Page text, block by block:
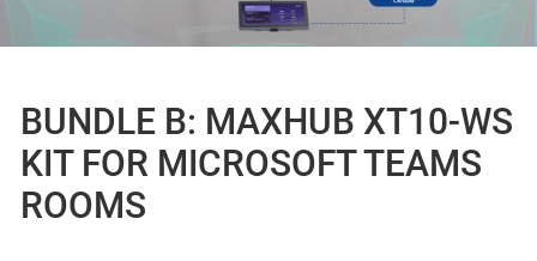
BUNDLE B: MAXHUB XT10-WS
KIT FOR MICROSOFT TEAMS
ROOMS